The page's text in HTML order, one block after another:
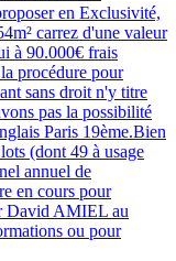
en Exclusivité,
carrez d'une valeur
à 90.000€ frais
procédure pour
sans droit n'y titre
pas la possibilité
Paris 19ème.Bien
(dont 49 à usage
annuel de
en cours pour
David AMIEL au
ou pour